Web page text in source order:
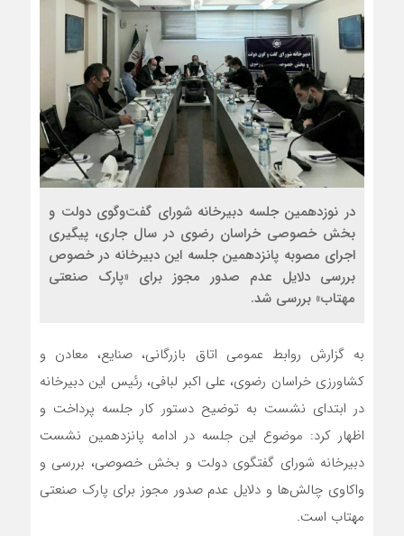
در نوزدهمین جلسه دبیرخانه شورای گفت‌وگوی دولت و
بخش خصوصی خراسان رضوی در سال جاری، پیگیری
اجرای مصوبه پانزدهمین جلسه این دبیرخانه در خصوص
بررسی دلایل عدم صدور مجوز برای «پارک صنعتی
مهتاب» بررسی شد.
به گزارش روابط عمومی اتاق بازرگانی، صنایع، معادن و
کشاورزی خراسان رضوی، علی اکبر لبافی، رئیس این دبیرخانه
در ابتدای نشست به توضیح دستور کار جلسه پرداخت و
اظهار کرد: موضوع این جلسه در ادامه پانزدهمین نشست
دبیرخانه شورای گفتگوی دولت و بخش خصوصی، بررسی و
واکاوی چالش‌ها و دلایل عدم صدور مجوز برای پارک صنعتی
مهتاب است.